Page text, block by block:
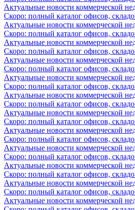
Актуальные новости коммерческой
Скоро: полный каталог офисов,
Актуальные новости коммерческой
Скоро: полный каталог офисов,
Актуальные новости коммерческой
Скоро: полный каталог офисов,
Актуальные новости коммерческой
Скоро: полный каталог офисов,
Актуальные новости коммерческой
Скоро: полный каталог офисов,
Актуальные новости коммерческой
Скоро: полный каталог офисов,
Актуальные новости коммерческой
Скоро: полный каталог офисов,
Актуальные новости коммерческой
Скоро: полный каталог офисов,
Актуальные новости коммерческой
Скоро: полный каталог офисов,
Актуальные новости коммерческой
Скоро: полный каталог офисов,
Актуальные новости коммерческой
Скоро: полный каталог офисов,
Актуальные новости коммерческой